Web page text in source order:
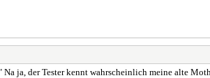
ja, der Tester kennt wahrscheinlich meine alte